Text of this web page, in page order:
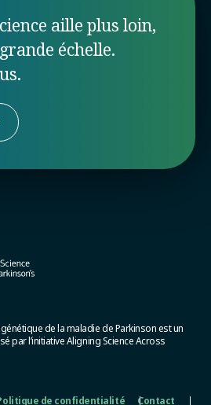
aille plus loin,
échelle.
de la maladie de Parkinson est un
par l’initiative Aligning Science Across
de confidentialité Contact